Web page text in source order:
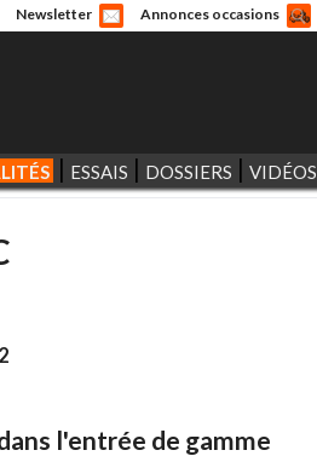
Newsletter Annonces occasions
ESSAIS DOSSIERS VIDÉOS
l'entrée de gamme